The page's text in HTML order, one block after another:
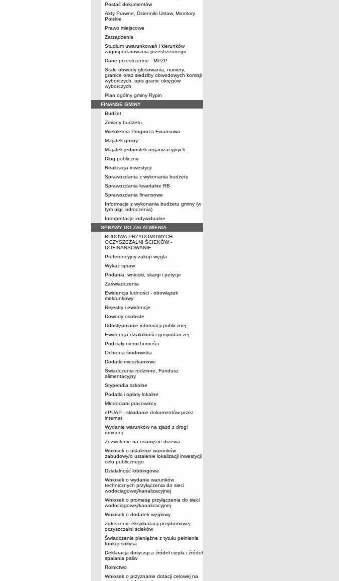
Postać dokumentów
Akty Prawne, Dzienniki Ustaw, Monitory
Polskie
Prawo miejscowe
Zarządzenia
Studium uwarunkowań i kierunków
zagospodarowania przestrzennego
Dane przestrzenne - MPZP
Stałe obwody głosowania, numery,
granice oraz siedziby obwodowych komisji
wyborczych, opis granic okręgów
wyborczych
Plan ogólny gminy Rypin
FINANSE GMINY
Budżet
Zmiany budżetu
Wieloletnia Prognoza Finansowa
Majątek gminy
Majątek jednostek organizacyjnych
Dług publiczny
Realizacja inwestycji
Sprawozdania z wykonania budżetu
Sprawozdania kwartalne RB
Sprawozdania finansowe
Informacje z wykonania budżetu gminy (w
tym ulgi, odroczenia)
Interpretacje indywidualne
SPRAWY DO ZAŁATWIENIA
BUDOWA PRZYDOMOWYCH
OCZYSZCZALNI ŚCIEKÓW -
DOFINANSOWANIE
Preferencyjny zakup węgla
Wykaz spraw
Podania, wnioski, skargi i petycje
Zaświadczenia
Ewidencja ludności - obowiązek
meldunkowy
Rejestry i ewidencje
Dowody osobiste
Udostępnianie informacji publicznej
Ewidencja działalności gospodarczej
Podziały nieruchomości
Ochrona środowiska
Dodatki mieszkaniowe
Świadczenia rodzinne, Fundusz
alimentacyjny
Stypendia szkolne
Podatki i opłaty lokalne
Młodociani pracownicy
ePUAP - składanie dokumentów przez
internet
Wydanie warunków na zjazd z drogi
gminnej
Zezwolenie na usunięcie drzewa
Wniosek o ustalenie warunków
zabudowy/o ustalenie lokalizacji inwestycji
celu publicznego
Działalność lobbingowa
Wniosek o wydanie warunków
technicznych przyłączenia do sieci
wodociągowej/kanalizacyjnej
Wniosek o promesę przyłączenia do sieci
wodociągowej/kanalizacyjnej
Wniosek o dodatek węglowy
Zgłoszenie eksploatacji przydomowej
oczyszczalni ścieków
Świadczenie pieniężne z tytułu pełnienia
funkcji sołtysa
Deklaracja dotycząca źródeł ciepła i źródeł
spalania paliw
Rolnictwo
Wniosek o przyznanie dotacji celowej na